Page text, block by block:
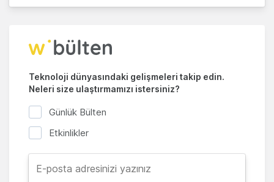
Teknoloji dünyasındaki gelişmeleri takip edin.
Neleri size ulaştırmamızı istersiniz?
Günlük Bülten
Etkinlikler